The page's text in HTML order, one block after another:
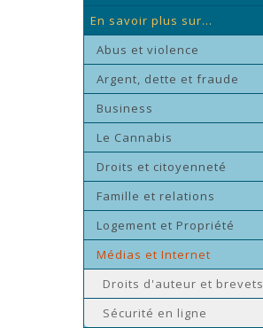
En savoir plus sur...
Abus et violence
Argent, dette et fraude
Business
Le Cannabis
Droits et citoyenneté
Famille et relations
Logement et Propriété
Médias et Internet
Droits d'auteur et brevets
Sécurité en ligne